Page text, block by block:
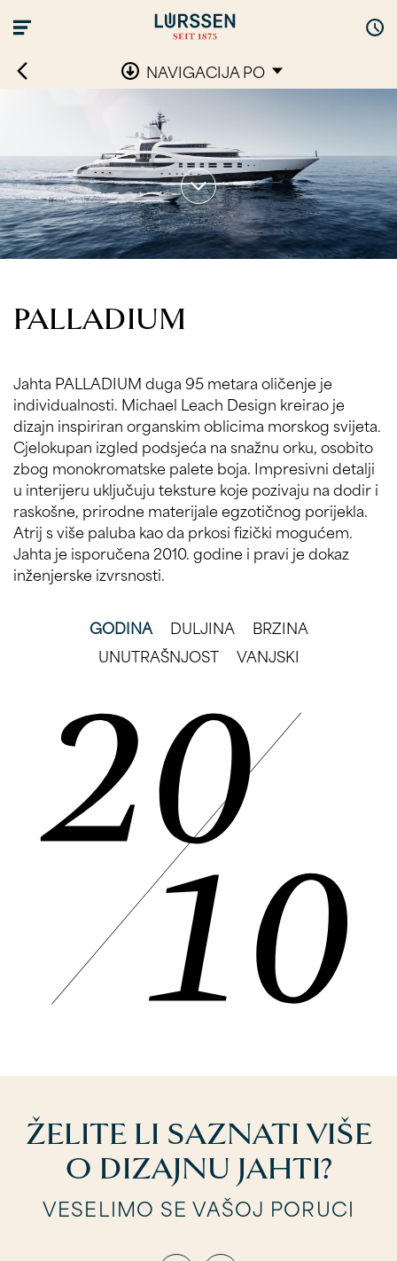
NAVIGACIJA PO
PALLADIUM
Jahta PALLADIUM duga 95 metara oličenje je
individualnosti. Michael Leach Design kreirao je
dizajn inspiriran organskim oblicima morskog svijeta.
Cjelokupan izgled podsjeća na snažnu orku, osobito
zbog monokromatske palete boja. Impresivni detalji
u interijeru uključuju teksture koje pozivaju na dodir i
raskošne, prirodne materijale egzotičnog porijekla.
Atrij s više paluba kao da prkosi fizički mogućem.
Jahta je isporučena 2010. godine i pravi je dokaz
inženjerske izvrsnosti.
GODINA DULJINA
BRZINA
UNUTRAŠNJOST
VANJSKI
ŽELITE LI SAZNATI VIŠE
O DIZAJNU JAHTI?
VESELIMO SE VAŠOJ PORUCI